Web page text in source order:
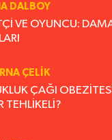
DALBOY
VE OYUNCU:
ÇELIK
ÇAĞI
TEHLİKELİ?